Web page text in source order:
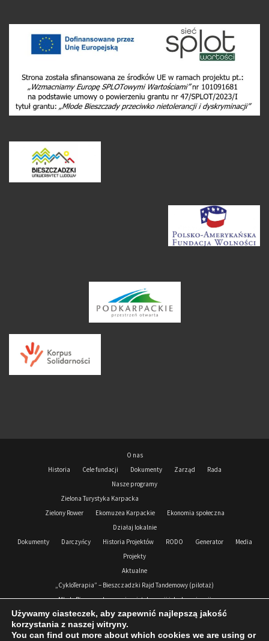
O nas
Historia
Cele fundacji Dokumenty Zarząd
Rada
Nasze programy
Zielona Turystyka Karpacka
Zielony Rower
Ekomuzea Karpackie
Ekonomia społeczna
Działaj lokalnie
Dokumenty
Darczyńcy Historia Projektów RODO Generator
Media
Projekty
Aktualne
„CykloTerapia” – Bieszczadzki Rajd Tandemowy (pilotaż)
Młode Bieszczady przeciw nietolerancji i dyskryminacji
Podkarpacki Korpus Solidarności 2024-2026
Zrealizowane
Używamy ciasteczek, aby zapewnić najlepszą jakość
korzystania z naszej witryny.
You can find out more about which cookies we are using or